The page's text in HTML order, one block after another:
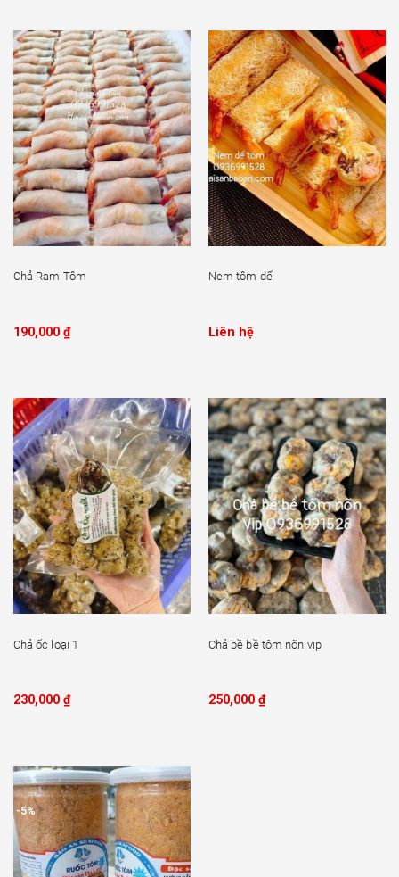
Chả Ram Tôm
190,000 ₫
Nem tôm dế
Liên hệ
Chả ốc loại 1
230,000 ₫
Chả bề bề tôm nõn vip
250,000 ₫
-5%